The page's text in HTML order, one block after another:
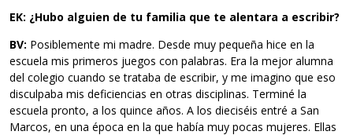
EK: ¿Hubo alguien de tu familia que te alentara a escribir?
BV: Posiblemente mi madre. Desde muy pequeña hice en la
escuela mis primeros juegos con palabras. Era la mejor alumna
del colegio cuando se trataba de escribir, y me imagino que eso
disculpaba mis deficiencias en otras disciplinas. Terminé la
escuela pronto, a los quince años. A los dieciséis entré a San
Marcos, en una época en la que había muy pocas mujeres. Ellas